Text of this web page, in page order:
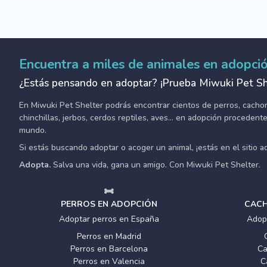
Encuentra a miles de animales en
¿Estás pensando en adoptar? ¡Prueba Miwuki Pet
En Miwuki Pet Shelter podrás encontrar cientos de perros,
chinchillas, jerbos, cerdos reptiles, aves... en adopción
mundo.
Si estás buscando adoptar o acoger un animal, ¡estás en el sitio
Adopta. Salva una vida, gana un amigo. Con Miwuki Pet Shelter.
PERROS EN ADOPCIÓN
Adoptar perros en España
Perros en Madrid
Perros en Barcelona
Perros en Valencia